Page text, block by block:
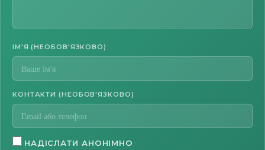
ІМ'Я (НЕОБОВ'ЯЗКОВО)
КОНТАКТИ (НЕОБОВ'ЯЗКОВО)
НАДІСЛАТИ АНОНІМНО